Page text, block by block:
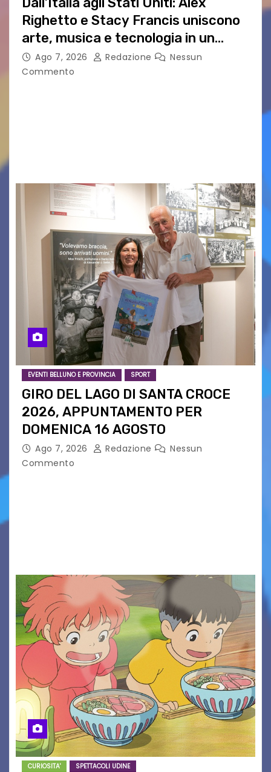
Righetto e Stacy Francis uniscono
arte, musica e tecnologia in un
nuovo progetto internazionale”
Ago 7, 2026 Redazione
Nessun
Commento
EVENTI BELLUNO E PROVINCIA SPORT
GIRO DEL LAGO DI SANTA CROCE
2026, APPUNTAMENTO PER
DOMENICA 16 AGOSTO
Ago 7, 2026 Redazione
Nessun
Commento
CURIOSITA' SPETTACOLI UDINE